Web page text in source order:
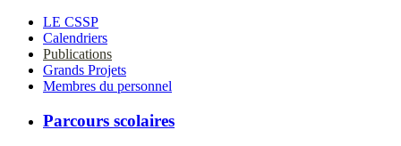
LE CSSP
Calendriers
Publications
Grands Projets
Membres du personnel
Parcours scolaires